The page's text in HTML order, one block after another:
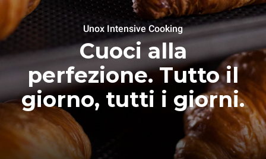
Unox Intensive Cooking
Cuoci alla
perfezione. Tutto il
giorno, tutti i giorni.